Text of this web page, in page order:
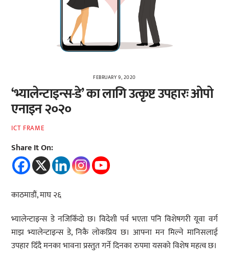
FEBRUARY 9, 2020
‘भ्यालेन्टाइन्स-डे’ का लागि उत्कृष्ट उपहारः ओपो
एनाइन २०२०
ICT FRAME
Share It On:
काठमाडौं, माघ २६
भ्यालेन्टाइन्स डे नजिकिँदो छ। विदेशी पर्व भएता पनि विशेषगरी यूवा वर्ग
माझ भ्यालेन्टाइन्स डे, निकै लोकप्रिय छ। आफ्ना मन मिल्ने मानिसलाई
उपहार दिँदै मनका भावना प्रस्तुत गर्ने दिनका रुपमा यसको विशेष महत्व छ।